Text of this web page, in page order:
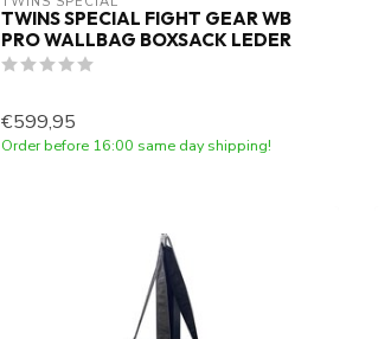
TWINS SPECIAL FIGHT GEAR WB
PRO WALLBAG BOXSACK LEDER
€599,95
Order before 16:00 same day shipping!